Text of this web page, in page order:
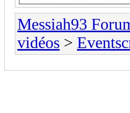
Messiah93
vidéos >